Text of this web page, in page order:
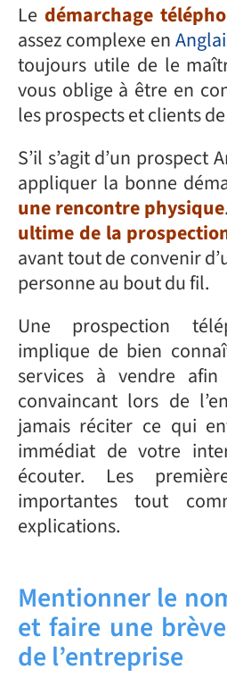
Le démarchage
assez complexe en
toujours utile de le
vous oblige à être en
les prospects et clients
S’il s’agit d’un prospect
appliquer la bonne
une rencontre physique
ultime de la
avant tout de convenir
personne au bout du fil.
Une prospection
implique de bien
services à vendre afin
convaincant lors de
jamais réciter ce qui
immédiat de votre
écouter. Les
importantes tout
explications.
Mentionner le
et faire une
de l’entreprise